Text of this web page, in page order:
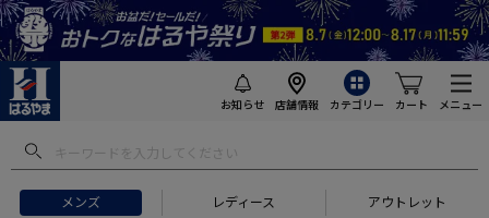
お知らせ 店舗情報 カテゴリー カート メニュー
メンズ レディース アウトレット